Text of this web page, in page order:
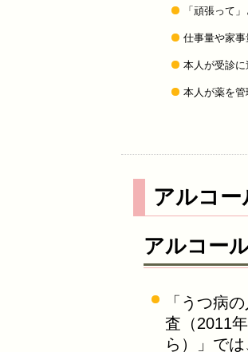
「頑張って
仕事量や家
本人が受診
本人が薬を
アルコ
アルコー
「うつ病
査（2011
ら）」で